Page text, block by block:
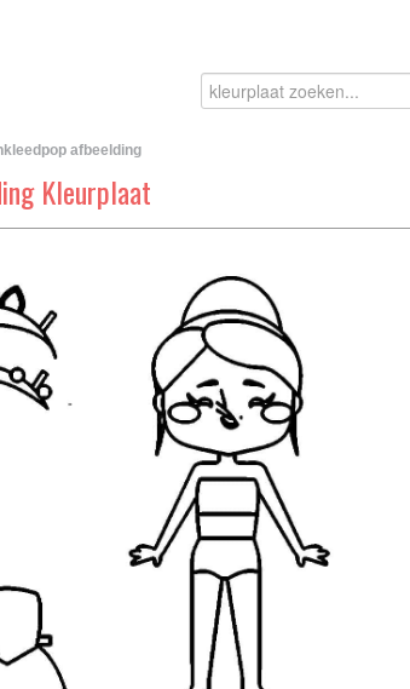
afbeelding
Kleurplaat